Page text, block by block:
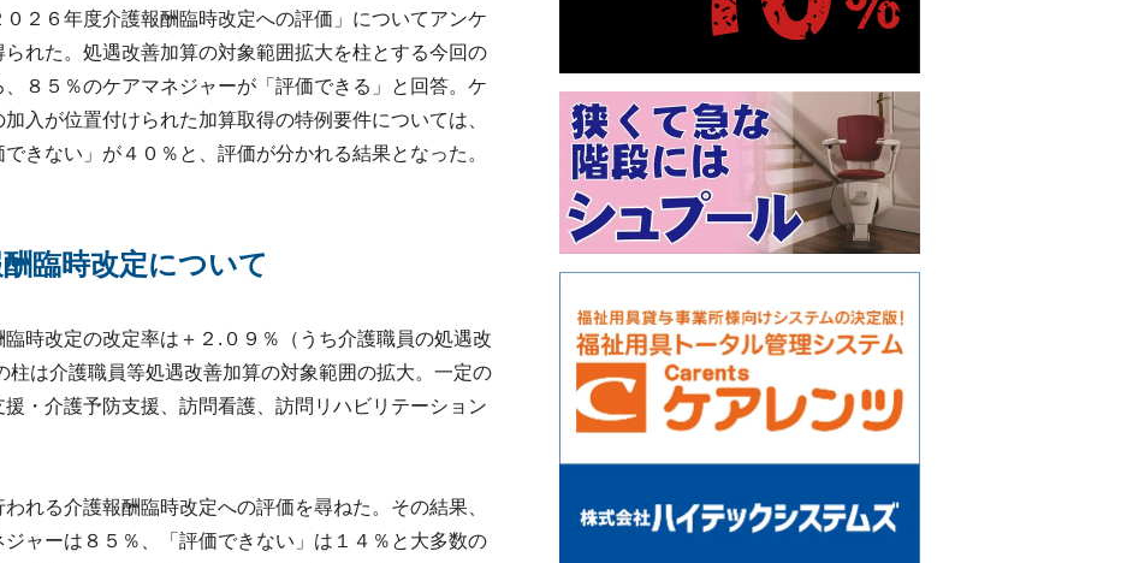
２６年度介護報酬臨時改定への評価」についてアンケ
れた。処遇改善加算の対象範囲拡大を柱とする今回の
８５％のケアマネジャーが「評価できる」と回答。ケ
入が位置付けられた加算取得の特例要件については、
きない」が４０％と、評価が分かれる結果となった。
臨時改定について
時改定の改定率は＋２.０９％（うち介護職員の処遇改
柱は介護職員等処遇改善加算の対象範囲の拡大。一定の
・介護予防支援、訪問看護、訪問リハビリテーション
れる介護報酬臨時改定への評価を尋ねた。その結果、
ジャーは８５％、「評価できない」は１４％と大多数の